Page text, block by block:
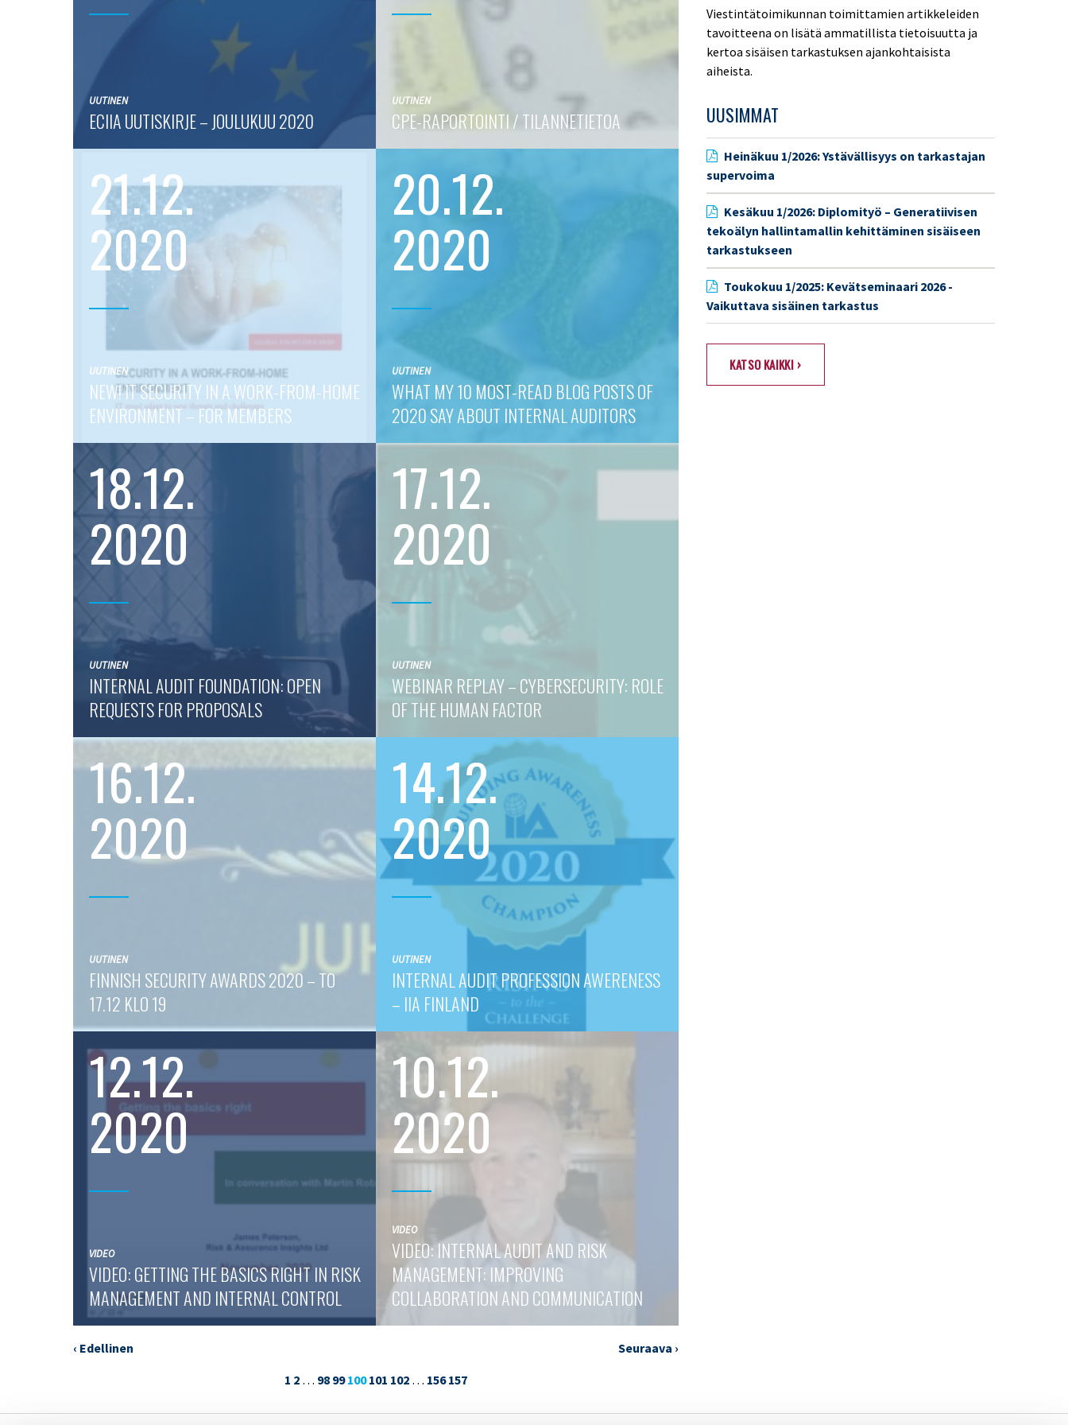
UUTINEN
ECIIA UUTISKIRJE – JOULUKUU 2020
UUTINEN
CPE-RAPORTOINTI / TILANNETIETOA
21.12.
2020
UUTINEN
NEW! IT SECURITY IN A WORK-FROM-HOME
ENVIRONMENT – FOR MEMBERS
20.12.
2020
UUTINEN
WHAT MY 10 MOST-READ BLOG POSTS OF
2020 SAY ABOUT INTERNAL AUDITORS
18.12.
2020
UUTINEN
INTERNAL AUDIT FOUNDATION: OPEN
REQUESTS FOR PROPOSALS
17.12.
2020
UUTINEN
WEBINAR REPLAY – CYBERSECURITY: ROLE
OF THE HUMAN FACTOR
16.12.
2020
UUTINEN
FINNISH SECURITY AWARDS 2020 – TO
17.12 KLO 19
14.12.
2020
UUTINEN
INTERNAL AUDIT PROFESSION AWERENESS
– IIA FINLAND
12.12.
2020
VIDEO
VIDEO: GETTING THE BASICS RIGHT IN RISK
MANAGEMENT AND INTERNAL CONTROL
10.12.
2020
VIDEO
VIDEO: INTERNAL AUDIT AND RISK
MANAGEMENT: IMPROVING
COLLABORATION AND COMMUNICATION
‹ Edellinen
Seuraava ›
1 2 … 98 99 100 101 102 … 156 157
Viestintätoimikunnan toimittamien artikkeleiden
tavoitteena on lisätä ammatillista tietoisuutta ja
kertoa sisäisen tarkastuksen ajankohtaisista
aiheista.
UUSIMMAT
Heinäkuu 1/2026: Ystävällisyys on tarkastajan
supervoima
Kesäkuu 1/2026: Diplomityö – Generatiivisen
tekoälyn hallintamallin kehittäminen sisäiseen
tarkastukseen
Toukokuu 1/2025: Kevätseminaari 2026 -
Vaikuttava sisäinen tarkastus
KATSO KAIKKI ›